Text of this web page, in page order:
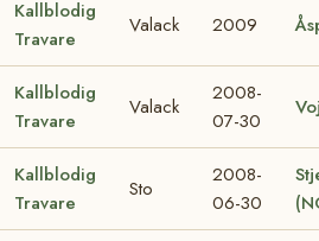
Kallblodig
Travare
Valack 2009
Kallblodig
Travare
Valack
2008-
07-30
Kallblodig
Travare
Sto
2008-
06-30